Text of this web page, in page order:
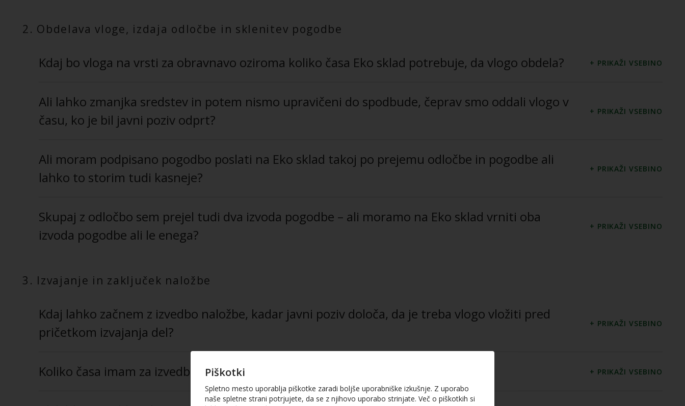
2. Obdelava vloge, izdaja odločbe in sklenitev pogodbe
Kdaj bo vloga na vrsti za obravnavo oziroma koliko časa Eko sklad potrebuje, da vlogo obdela?
Ali lahko zmanjka sredstev in potem nismo upravičeni do spodbude, čeprav smo oddali vlogo v
času, ko je bil javni poziv odprt?
Ali moram podpisano pogodbo poslati na Eko sklad takoj po prejemu odločbe in pogodbe ali
lahko to storim tudi kasneje?
Skupaj z odločbo sem prejel tudi dva izvoda pogodbe – ali moramo na Eko sklad vrniti oba
izvoda pogodbe ali le enega?
3. Izvajanje in zaključek naložbe
Kdaj lahko začnem z izvedbo naložbe, kadar javni poziv določa, da je treba vlogo vložiti pred
pričetkom izvajanja del?
Koliko časa imam za izvedbo naložbe?
Piškotki
Spletno mesto uporablja piškotke zaradi boljše uporabniške izkušnje. Z uporabo
naše spletne strani potrjujete, da se z njihovo uporabo strinjate. Več o piškotkih si